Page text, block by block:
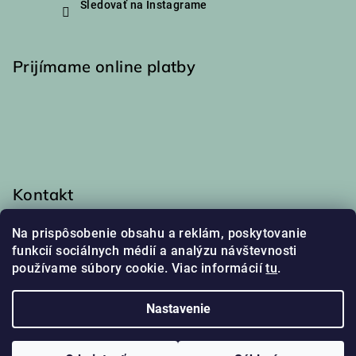
Na prispôsobenie obsahu a reklám, poskytovanie
funkcií sociálnych médií a analýzu návštevnosti
používame súbory cookie. Viac informáciítu.
Nastavenie
Sledovať na Instagrame
Prijímame online platby
Kontakt
info@haakaa.sk
0917 174 048
nastavenie cookies